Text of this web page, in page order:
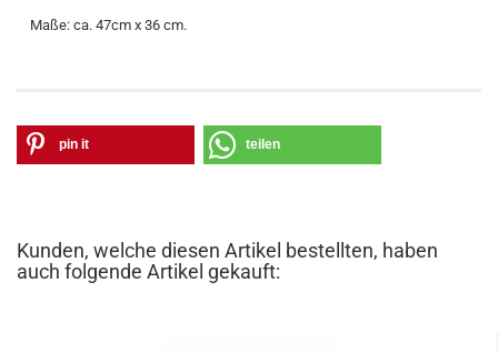
Maße: ca. 47cm x 36 cm.
pin it teilen
Kunden, welche diesen Artikel bestellten, haben
auch folgende Artikel gekauft: